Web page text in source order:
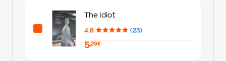
The Idiot
4.8 (23)
5,29€